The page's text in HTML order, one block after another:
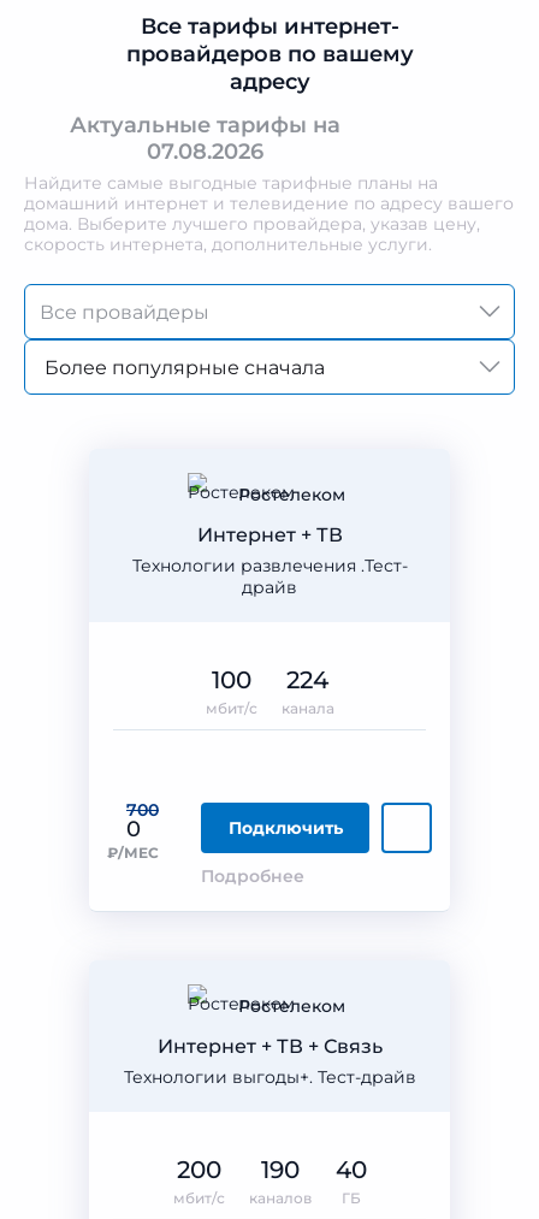
Все тарифы интернет-
провайдеров по вашему
адресу
Актуальные тарифы на
07.08.2026
Найдите самые выгодные тарифные планы на
домашний интернет и телевидение по адресу вашего
дома. Выберите лучшего провайдера, указав цену,
скорость интернета, дополнительные услуги.
Более популярные сначала
Ростелеком
Технологии развлечения .Тест-
драйв
Интернет + ТВ
700
0
₽/МЕС
Подключить
Подробнее
100
мбит/с
224
канала
Ростелеком
Технологии выгоды+. Тест-драйв
Интернет + ТВ + Связь
200
мбит/с
190
каналов
40
ГБ